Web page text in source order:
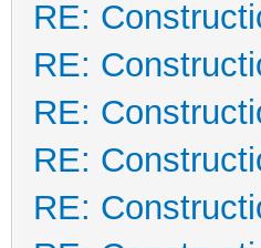
RE:
RE:
RE:
RE:
RE: